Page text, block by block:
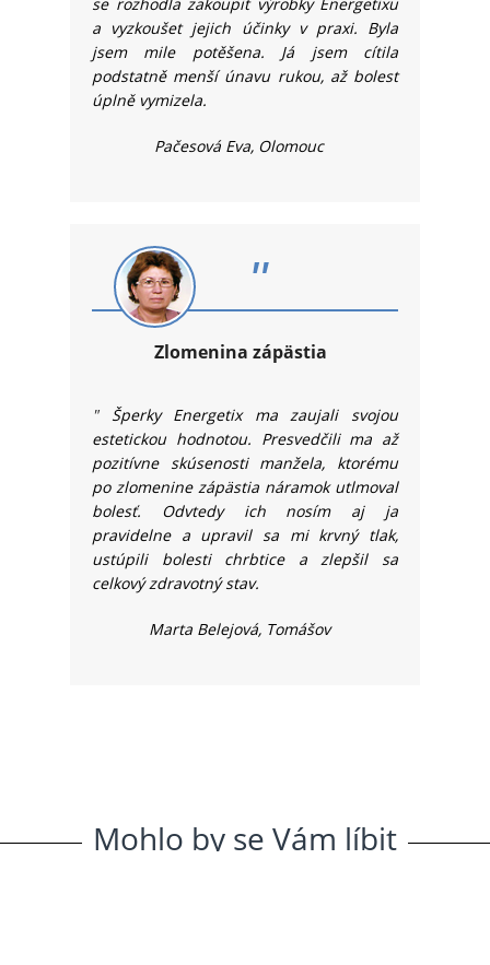
a vyzkoušet jejich účinky v praxi. Byla
jsem mile potěšena. Já jsem cítila
podstatně menší únavu rukou, až bolest
úplně vymizela.
Pačesová Eva, Olomouc
"
Zlomenina zápästia
" Šperky Energetix ma zaujali svojou
estetickou hodnotou. Presvedčili ma až
pozitívne skúsenosti manžela, ktorému
po zlomenine zápästia náramok utlmoval
bolesť. Odvtedy ich nosím aj ja
pravidelne a upravil sa mi krvný tlak,
ustúpili bolesti chrbtice a zlepšil sa
celkový zdravotný stav.
Marta Belejová, Tomášov
Mohlo by se Vám líbit